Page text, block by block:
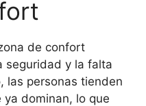
de confort
seguridad y la falta
las personas tienden
dominan, lo que